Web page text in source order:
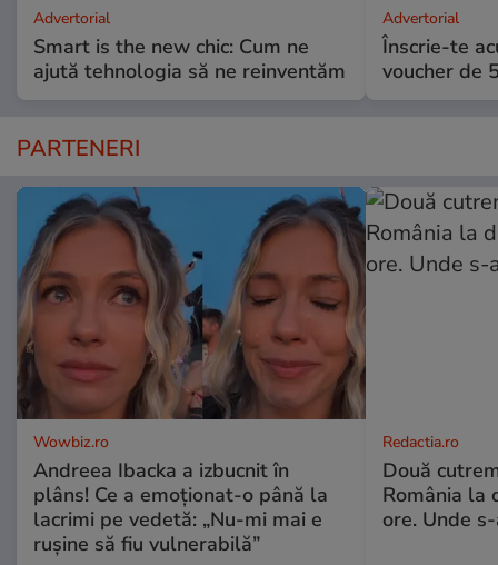
Advertorial
Smart is the new chic: Cum ne
ajută tehnologia să ne reinventăm
Advertorial
Înscrie-te
voucher de
PARTENERI
Wowbiz.ro
Andreea Ibacka a izbucnit în
plâns! Ce a emoționat-o până la
lacrimi pe vedetă: „Nu-mi mai e
rușine să fiu vulnerabilă”
Redactia.ro
Două
România la
ore. Unde